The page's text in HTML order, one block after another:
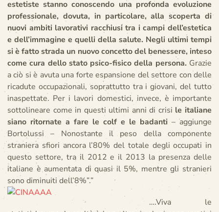
estetiste stanno conoscendo una profonda evoluzione
professionale, dovuta, in particolare, alla scoperta di
nuovi ambiti lavorativi racchiusi tra i campi dell’estetica
e dell’immagine e quelli della salute. Negli ultimi tempi
si è fatto strada un nuovo concetto del benessere, inteso
come cura dello stato psico-fisico della persona. Grazie
a ciò si è avuta una forte espansione del settore con delle
ricadute occupazionali, soprattutto tra i giovani, del tutto
inaspettate. Per i lavori domestici, invece, è importante
sottolineare come in questi ultimi anni di crisi le italiane
siano ritornate a fare le colf e le badanti – aggiunge
Bortolussi – Nonostante il peso della componente
straniera sfiori ancora l’80% del totale degli occupati in
questo settore, tra il 2012 e il 2013 la presenza delle
italiane è aumentata di quasi il 5%, mentre gli stranieri
sono diminuiti dell’8%”.”
….Viva le